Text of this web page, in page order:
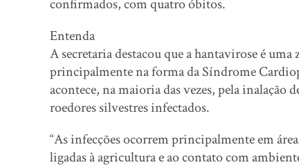
confirmados, com quatro óbitos.
Entenda
A secretaria destacou que a hantavirose é
principalmente na forma da Síndrome
acontece, na maioria das vezes, pela inalação
roedores silvestres infectados.
“As infecções ocorrem principalmente em
ligadas à agricultura e ao contato com